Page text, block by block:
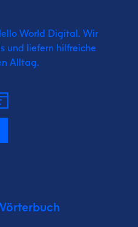
World Digital. Wir
und liefern hilfreiche
Alltag.